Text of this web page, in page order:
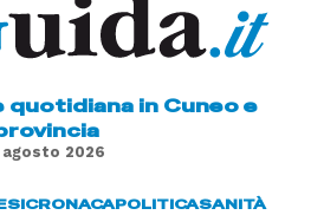
quotidiana in Cuneo e
agosto 2026
CRONACAPOLITICASANITÀ